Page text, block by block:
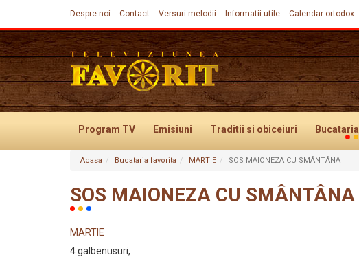
Despre noi Contact Versuri melodii Informatii utile Calendar ortodox
Program TV Emisiuni Traditii si obiceiuri Bucataria
Evenimente
Acasa Bucataria favorita MARTIE SOS MAIONEZA CU SMÂNTÂNA
SOS MAIONEZA CU SMÂNTÂNA
MARTIE
4 galbenusuri,